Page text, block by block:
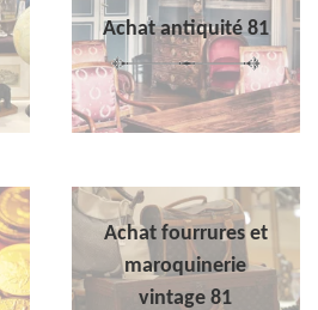
Achat antiquité 81
Achat fourrures et
maroquinerie
vintage 81